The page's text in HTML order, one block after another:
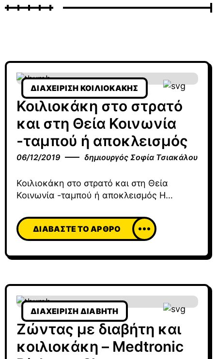
ΔΙΑΧΕΊΡΙΣΗ ΚΟΙΛΙΟΚΆΚΗΣ
Κοιλιοκάκη στο στρατό
και στη Θεία Κοινωνία
-ταμπού ή αποκλεισμός
06/12/2019 δημιουργός Σοφία Τσιακάλου
Κοιλιοκάκη στο στρατό και στη Θεία
Κοινωνία -ταμπού ή αποκλεισμός Η
Μια νόσος που “χτυπά” τον οργανισμό
κάποιου και έκτοτε την φέρει για όλη την
υπόλοιπη ζωή του. Δεν είναι δίαιτα. Δεν
είναι δυσανεξία. Δεν είναι επιλογή. Είναι
ΔΙΑΒΆΣΤΕ ΤΟ ΆΡΘΡΟ
ΔΙΑΧΕΊΡΙΣΗ ΔΙΑΒΉΤΗ
Ζώντας με διαβήτη και
κοιλιοκάκη – Medtronic